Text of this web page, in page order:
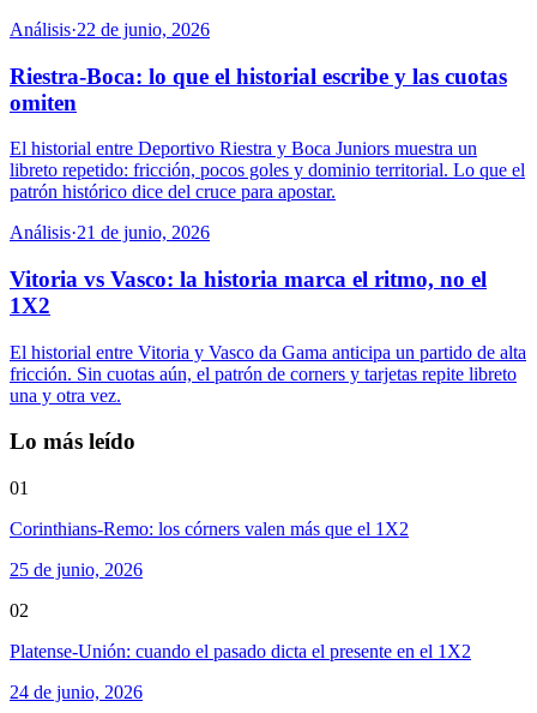
Análisis·22 de junio, 2026
Riestra-Boca: lo que el historial escribe y las cuotas
omiten
El historial entre Deportivo Riestra y Boca Juniors muestra un
libreto repetido: fricción, pocos goles y dominio territorial. Lo que el
patrón histórico dice del cruce para apostar.
Análisis·21 de junio, 2026
Vitoria vs Vasco: la historia marca el ritmo, no el
1X2
El historial entre Vitoria y Vasco da Gama anticipa un partido de alta
fricción. Sin cuotas aún, el patrón de corners y tarjetas repite libreto
una y otra vez.
Lo más leído
01
Corinthians-Remo: los córners valen más que el 1X2
25 de junio, 2026
02
Platense-Unión: cuando el pasado dicta el presente en el 1X2
24 de junio, 2026